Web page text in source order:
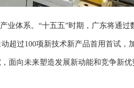
体系。“十五五”时期，广东将通过
超过100项新技术新产品首用首试，
面向未来塑造发展新动能和竞争新优